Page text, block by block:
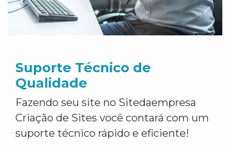
Suporte Técnico de
Qualidade
Fazendo seu site no Sitedaempresa
Criação de Sites você contará com um
suporte técnico rápido e eficiente!